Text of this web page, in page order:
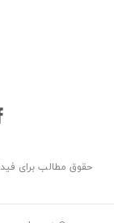
حقوق مطالب برای